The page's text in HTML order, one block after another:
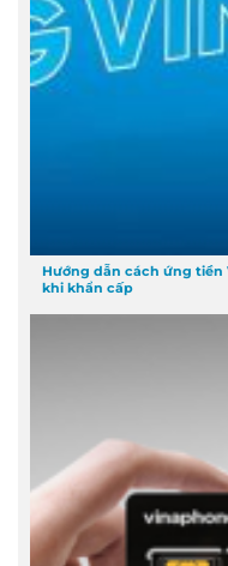
Hướng dẫn cách ứng tiền
khi khẩn cấp